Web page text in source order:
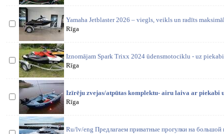
Yamaha Jetblaster 2026 – viegls, veikls un radīts
Rīga
Iznomājam Spark Trixx 2024 ūdensmotociklu - uz
Rīga
Izīrēju zvejas/atpūtas komplektu- airu laiva ar piekabi
Rīga
Ru/lv/eng Предлагаем приватные прогулки на большой